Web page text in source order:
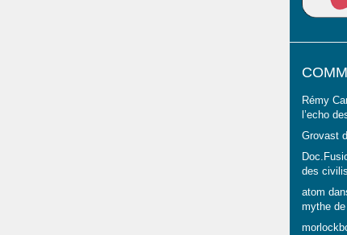
Rémy
l’echo
Grovast
des
atom
mythe